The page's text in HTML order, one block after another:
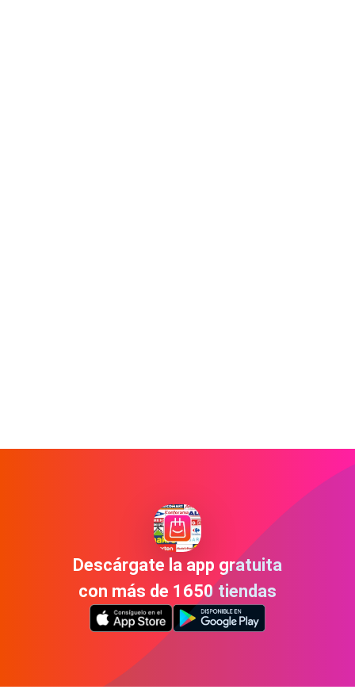
Descárgate la app gratuita
con más de 1650 tiendas